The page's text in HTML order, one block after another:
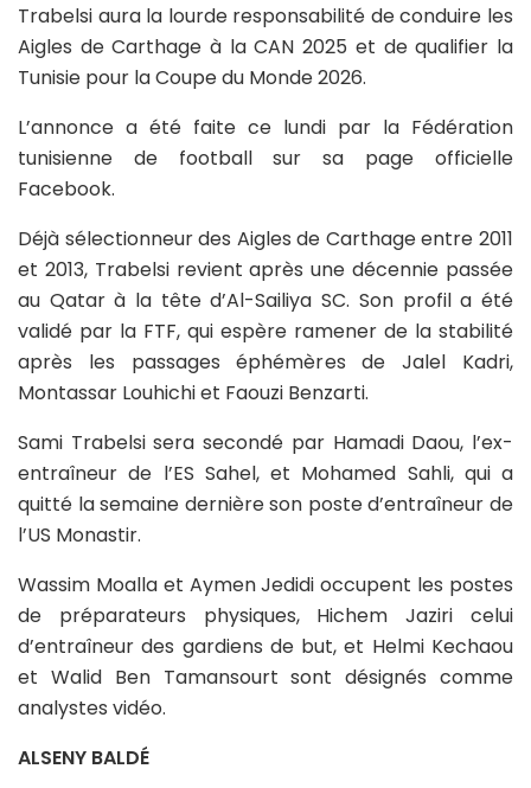
Trabelsi aura la lourde responsabilité de conduire les
Aigles de Carthage à la CAN 2025 et de qualifier la
Tunisie pour la Coupe du Monde 2026.
L’annonce a été faite ce lundi par la Fédération
tunisienne de football sur sa page officielle
Facebook.
Déjà sélectionneur des Aigles de Carthage entre 2011
et 2013, Trabelsi revient après une décennie passée
au Qatar à la tête d’Al-Sailiya SC. Son profil a été
validé par la FTF, qui espère ramener de la stabilité
après les passages éphémères de Jalel Kadri,
Montassar Louhichi et Faouzi Benzarti.
Sami Trabelsi sera secondé par Hamadi Daou, l’ex-
entraîneur de l’ES Sahel, et Mohamed Sahli, qui a
quitté la semaine dernière son poste d’entraîneur de
l’US Monastir.
Wassim Moalla et Aymen Jedidi occupent les postes
de préparateurs physiques, Hichem Jaziri celui
d’entraîneur des gardiens de but, et Helmi Kechaou
et Walid Ben Tamansourt sont désignés comme
analystes vidéo.
ALSENY BALDÉ